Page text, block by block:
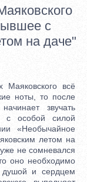
с
на даче"
всё
ноты, то после
звучать
с особой силой
«Необычайное
летом на
не сомневался
оно необходимо
душой и сердцем